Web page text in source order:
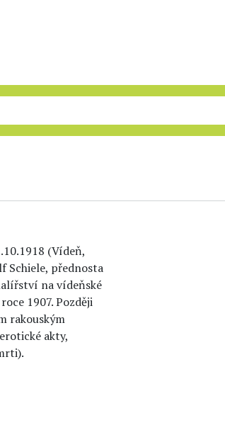
(Vídeň,
Schiele, přednosta
na vídeňské
1907. Později
rakouským
akty,